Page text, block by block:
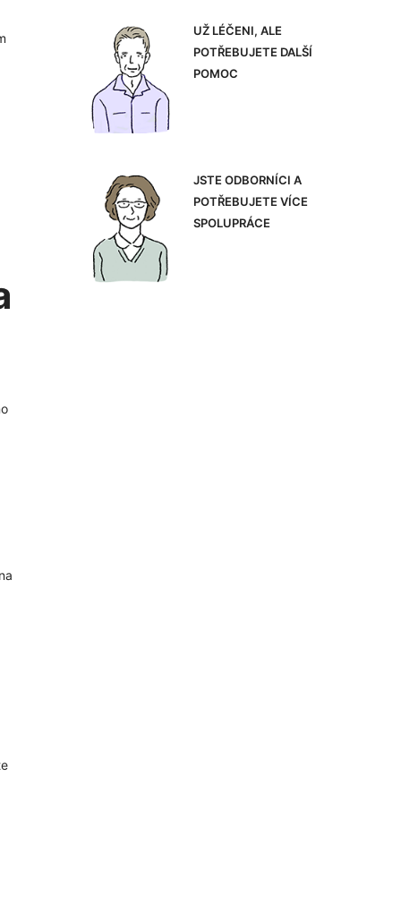
UŽ LÉČENI, ALE
POTŘEBUJETE DALŠÍ
POMOC
JSTE ODBORNÍCI A
POTŘEBUJETE VÍCE
SPOLUPRÁCE